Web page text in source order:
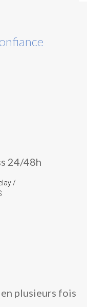
24/48h
/
plusieurs fois